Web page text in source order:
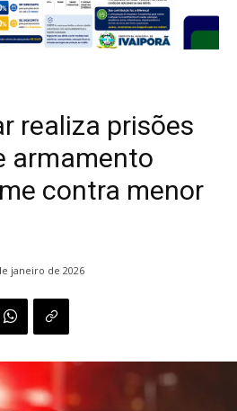
realiza prisões
armamento
contra menor
janeiro de 2026